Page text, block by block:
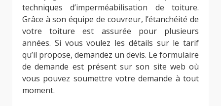
techniques d’imperméabilisation de toiture.
Grâce à son équipe de couvreur, l’étanchéité de
votre toiture est assurée pour plusieurs
années. Si vous voulez les détails sur le tarif
qu’il propose, demandez un devis. Le formulaire
de demande est présent sur son site web où
vous pouvez soumettre votre demande à tout
moment.